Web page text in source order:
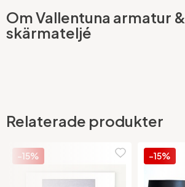
Om Vallentuna armatur &
skärmateljé
Relaterade produkter
-15% -15%